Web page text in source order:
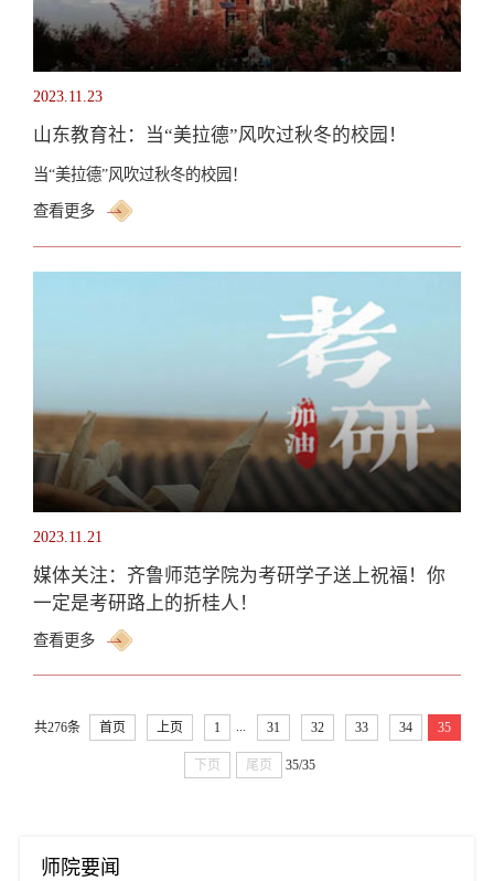
2023.11.23
山东教育社：当“美拉德”风吹过秋冬的校园！
当“美拉德”风吹过秋冬的校园！ ​
查看更多
2023.11.21
媒体关注：齐鲁师范学院为考研学子送上祝福！你
一定是考研路上的折桂人！
查看更多
共276条 首页 上页 1 ... 31 32 33 34 35
下页 尾页 35/35
师院要闻